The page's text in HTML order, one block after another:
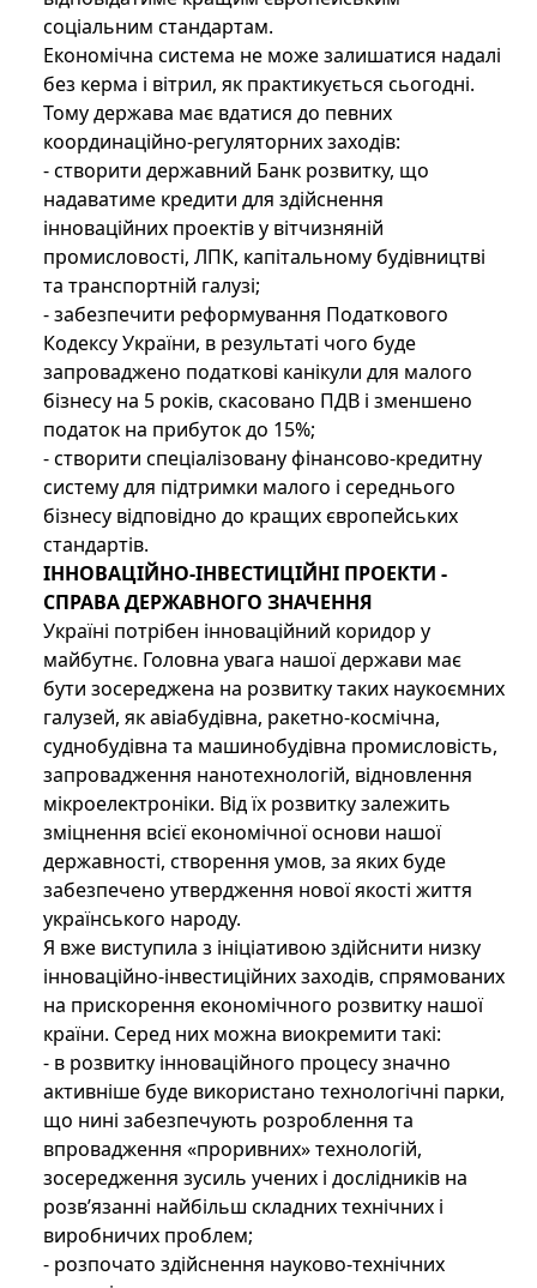
соціальним стандартам.
Економічна система не може залишатися надалі
без керма і вітрил, як практикується сьогодні.
Тому держава має вдатися до певних
координаційно-регуляторних заходів:
- створити державний Банк розвитку, що
надаватиме кредити для здійснення
інноваційних проектів у вітчизняній
промисловості, ЛПК, капітальному будівництві
та транспортній галузі;
- забезпечити реформування Податкового
Кодексу України, в результаті чого буде
запроваджено податкові канікули для малого
бізнесу на 5 років, скасовано ПДВ і зменшено
податок на прибуток до 15%;
- створити спеціалізовану фінансово-кредитну
систему для підтримки малого і середнього
бізнесу відповідно до кращих європейських
стандартів.
ІННОВАЦІЙНО-ІНВЕСТИЦІЙНІ ПРОЕКТИ -
СПРАВА ДЕРЖАВНОГО ЗНАЧЕННЯ
Україні потрібен інноваційний коридор у
майбутнє. Головна увага нашої держави має
бути зосереджена на розвитку таких наукоємних
галузей, як авіабудівна, ракетно-космічна,
суднобудівна та машинобудівна промисловість,
запровадження нанотехнологій, відновлення
мікроелектроніки. Від їх розвитку залежить
зміцнення всієї економічної основи нашої
державності, створення умов, за яких буде
забезпечено утвердження нової якості життя
українського народу.
Я вже виступила з ініціативою здійснити низку
інноваційно-інвестиційних заходів, спрямованих
на прискорення економічного розвитку нашої
країни. Серед них можна виокремити такі:
- в розвитку інноваційного процесу значно
активніше буде використано технологічні парки,
що нині забезпечують розроблення та
впровадження «проривних» технологій,
зосередження зусиль учених і дослідників на
розв’язанні найбільш складних технічних і
виробничих проблем;
- розпочато здійснення науково-технічних